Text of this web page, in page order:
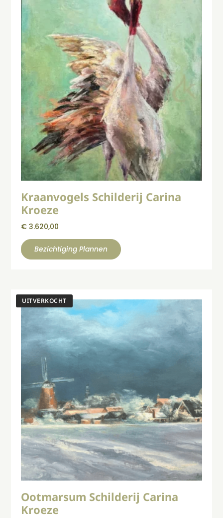
Kraanvogels Schilderij Carina
Kroeze
€ 3.620,00
Bezichtiging Plannen
Ootmarsum Schilderij Carina
Kroeze